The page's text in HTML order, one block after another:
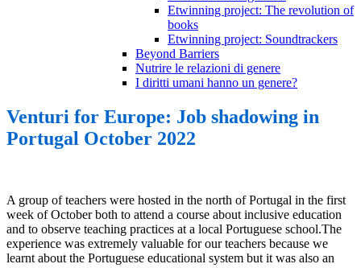
Etwinning project: The revolution of
books
Etwinning project: Soundtrackers
Beyond Barriers
Nutrire le relazioni di genere
I diritti umani hanno un genere?
Venturi for Europe: Job shadowing in
Portugal October 2022
A group of teachers were hosted in the north of Portugal in the first
week of October both to attend a course about inclusive education
and to observe teaching practices at a local Portuguese school.The
experience was extremely valuable for our teachers because we
learnt about the Portuguese educational system but it was also an